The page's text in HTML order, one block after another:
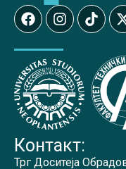
Контакт:
Трг Доситеја